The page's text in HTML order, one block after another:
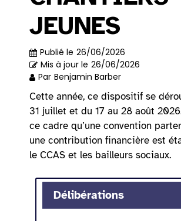
JEUNES
Publié le 26/06/2026
Mis à jour le 26/06/2026
Par Benjamin Barber
Cette année, ce dispositif se
31 juillet et du 17 au 28 août
ce cadre qu’une convention
une contribution financière est
le CCAS et les bailleurs sociaux.
Délibérations